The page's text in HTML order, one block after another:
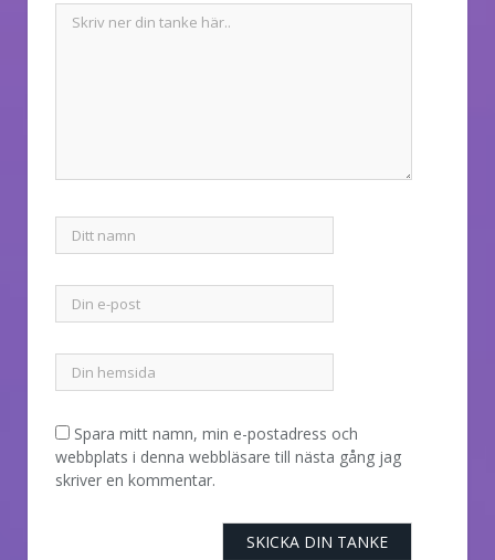
Spara mitt namn, min e-postadress och
webbplats i denna webbläsare till nästa gång jag
skriver en kommentar.